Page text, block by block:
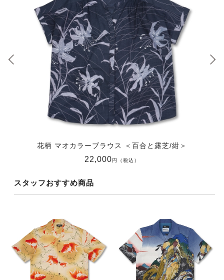
花柄 マオカラーブラウス ＜百合と露芝/紺＞
22,000円（税込）
スタッフおすすめ商品